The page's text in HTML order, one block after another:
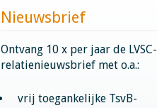
Nieuwsbrief
Ontvang 10 x per jaar de LVSC-
relatienieuwsbrief met o.a.:
vrij toegankelijke TsvB-